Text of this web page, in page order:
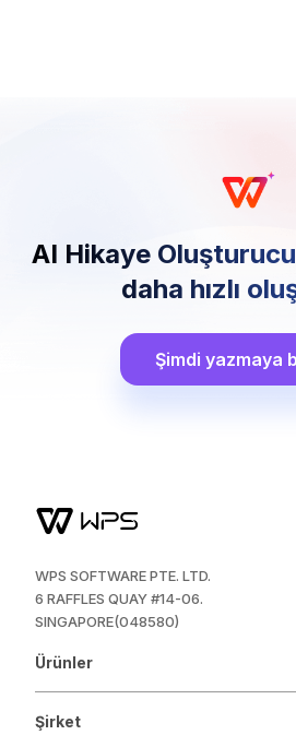
AI Hikaye
daha hızlı
Şimdi yazmaya
WPS SOFTWARE PTE. LTD.
6 RAFFLES QUAY #14-06.
SINGAPORE(048580)
Ürünler
Şirket